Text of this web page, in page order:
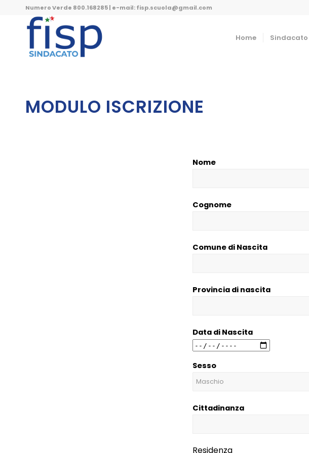
Numero Verde 800.168285 | e-mail: fisp.scuola@gmail.com
Home Sindacato
MODULO ISCRIZIONE
Nome
Cognome
Comune di Nascita
Provincia di nascita
Data di Nascita
Sesso
Cittadinanza
Residenza